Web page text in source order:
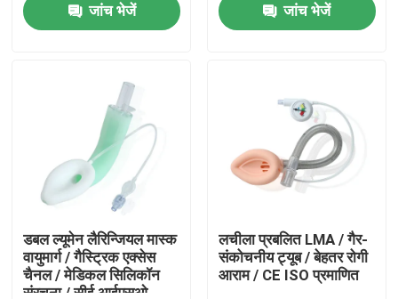
वीआर दिखाएँ
फैक्टरी यात्रा
जांच भेजें
जांच भेजें
डबल ल्यूमेन लैरिन्जियल मास्क
वायुमार्ग / गैस्ट्रिक एक्सेस
चैनल / मेडिकल सिलिकॉन
संरचना / सीई आईएसओ
लचीला प्रबलित LMA / गैर-
संकोचनीय ट्यूब / बेहतर रोगी
आराम / CE ISO प्रमाणित